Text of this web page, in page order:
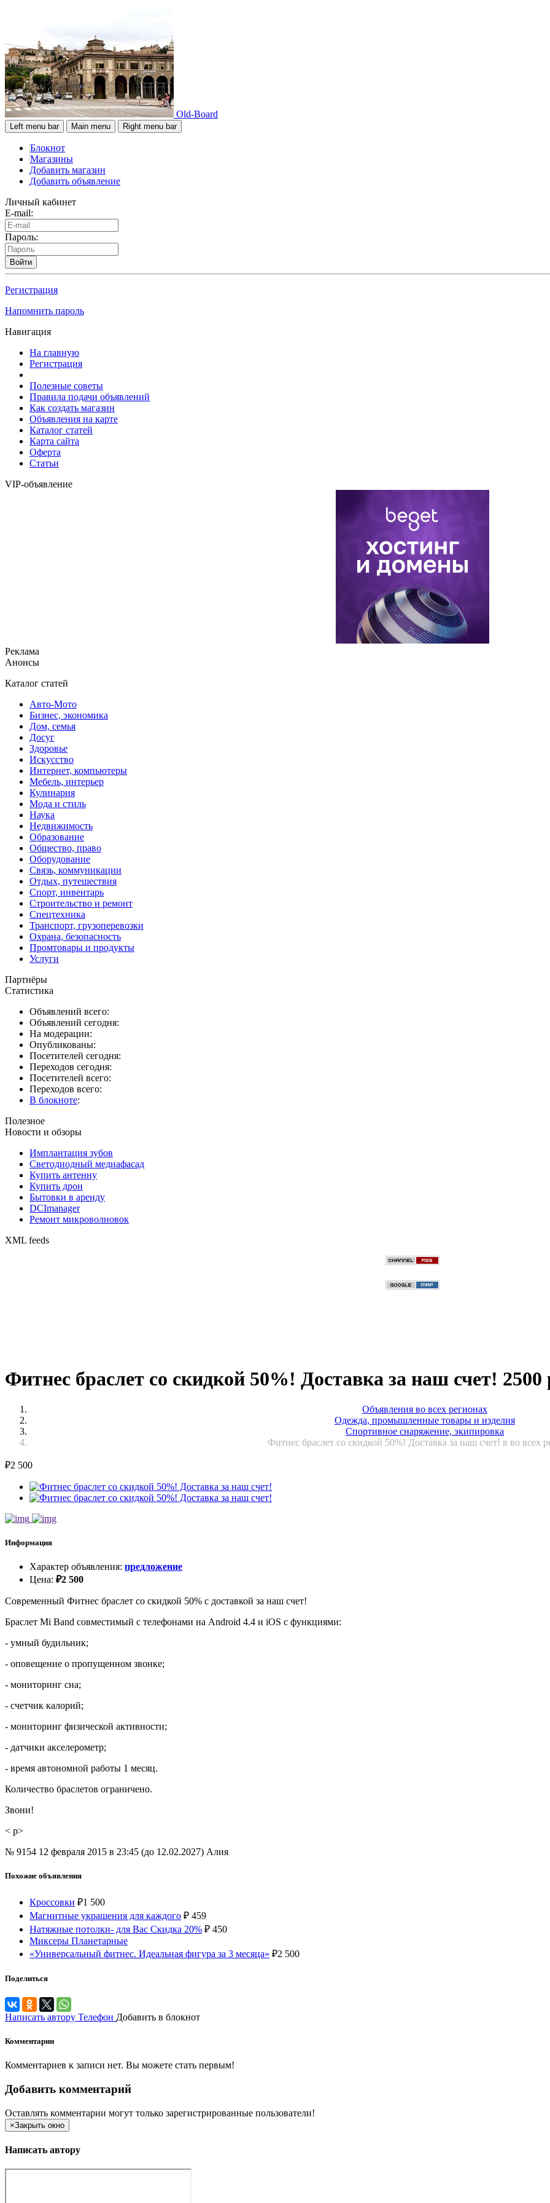
Old-Board
Left menu bar Main menu Right menu bar
Блокнот
Магазины
Добавить магазин
Добавить объявление
Личный кабинет
E-mail:
Пароль:
Войти
Регистрация
Напомнить пароль
Навигация
На главную
Регистрация
Полезные советы
Правила подачи объявлений
Как создать магазин
Объявления на карте
Каталог статей
Карта сайта
Оферта
Статьи
VIP-объявление
Реклама
Анонсы
Каталог статей
Авто-Мото
Бизнес, экономика
Дом, семья
Досуг
Здоровье
Искусство
Интернет, компьютеры
Мебель, интерьер
Кулинария
Мода и стиль
Наука
Недвижимость
Образование
Общество, право
Оборудование
Связь, коммуникации
Отдых, путешествия
Спорт, инвентарь
Строительство и ремонт
Спецтехника
Транспорт, грузоперевозки
Охрана, безопасность
Промтовары и продукты
Услуги
Партнёры
Статистика
Объявлений всего:
Объявлений сегодня:
На модерации:
Опубликованы:
Посетителей сегодня:
Переходов сегодня:
Посетителей всего:
Переходов всего:
В блокноте:
Полезное
Новости и обзоры
Имплантация зубов
Светодиодный медиафасад
Купить антенну
Купить дрон
Бытовки в аренду
DCImanager
Ремонт микроволновок
XML feeds
Фитнес браслет cо скидкой 50%! Доставка за наш счет! 2500
Объявления во всех регионах
Одежда, промышленные товары и изделия
Спортивное снаряжение, экипировка
Фитнес браслет cо скидкой 50%! Доставка за наш счет! в во всех
₽2 500
Информация
Характер объявления: предложение
Цена: ₽2 500
Современный Фитнес браслет со скидкой 50% с доставкой за наш счет!
Браслет Mi Band совместимый с телефонами на Android 4.4 и iOS с функциями:
- умный будильник;
- оповещение о пропущенном звонке;
- мониторинг сна;
- счетчик калорий;
- мониторинг физической активности;
- датчики акселерометр;
- время автономной работы 1 месяц.
Количество браслетов ограничено.
Звони!
< p>
№ 9154 12 февраля 2015 в 23:45 (до 12.02.2027) Алия
Похожие объявления
Кроссовки ₽1 500
Магнитные украшения для каждого ₽ 459
Натяжные потолки- для Вас Скидка 20% ₽ 450
Миксеры Планетарные
«Универсальный фитнес. Идеальная фигура за 3 месяца» ₽2 500
Поделиться
Написать автору Телефон Добавить в блокнот
Комментарии
Комментариев к записи нет. Вы можете стать первым!
Добавить комментарий
Оставлять комментарии могут только зарегистрированные пользователи!
×Закрыть окно
Написать автору